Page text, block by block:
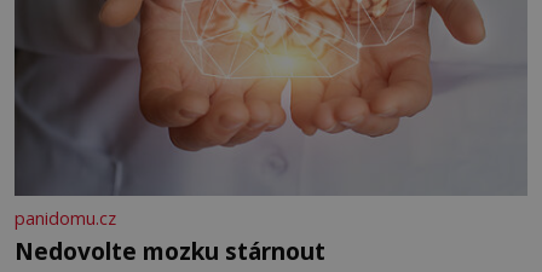
panidomu.cz
Nedovolte mozku stárnout